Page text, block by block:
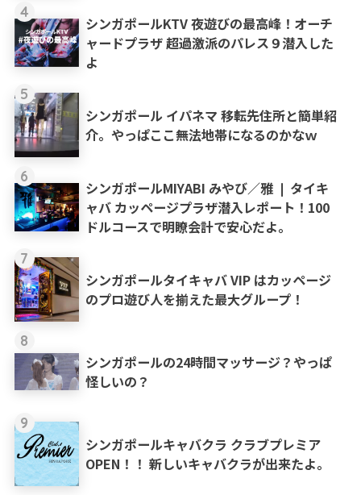
4
シンガポールKTV 夜遊びの最高峰！オーチ
ャードプラザ 超過激派のパレス９潜入した
よ
5
シンガポール イパネマ 移転先住所と簡単紹
介。やっぱここ無法地帯になるのかなｗ
6
シンガポールMIYABI みやび／雅 ❘ タイキ
ャバ カッページプラザ潜入レポート！100
ドルコースで明瞭会計で安心だよ。
7
シンガポールタイキャバ VIP はカッページ
のプロ遊び人を揃えた最大グループ！
8
シンガポールの24時間マッサージ？やっぱ
怪しいの？
9
シンガポールキャバクラ クラブプレミア
OPEN！！ 新しいキャバクラが出来たよ。